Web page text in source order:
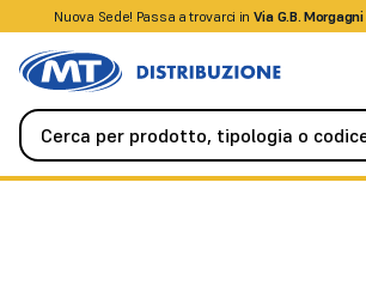
Nuova Sede! Passa a trovarci in Via G.B.
+39045509826